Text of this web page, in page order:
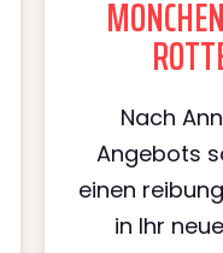
Nach
Angebots
einen
in Ihr